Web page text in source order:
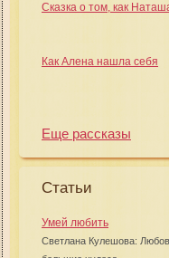
Сказка о том, как
Как Алена нашла себя
Еще рассказы
Статьи
Умей любить
Светлана Кулешова: